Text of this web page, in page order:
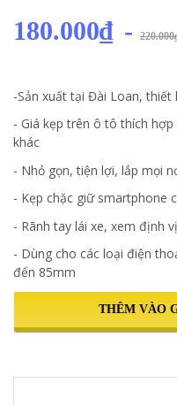
180.000₫ -
-Sản xuất tại Đài Loan, thiết
- Giá kẹp trên ô tô thích
khác
- Nhỏ gọn, tiện lợi, lắp mọi
- Kẹp chặc giữ smartphone
- Rãnh tay lái xe, xem định
- Dùng cho các loại điện
đến 85mm
THÊM VÀO